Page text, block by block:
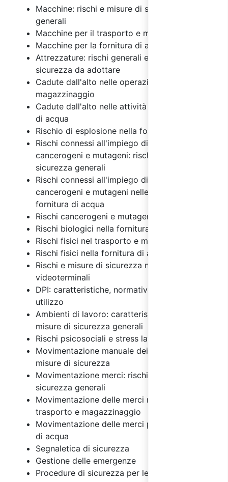
Macchine: rischi e misure di sicurezza
generali
Macchine per il trasporto e magazzinaggio
Macchine per la fornitura di acqua
Attrezzature: rischi generali e misure di
sicurezza da adottare
Cadute dall'alto nelle operazioni di
magazzinaggio
Cadute dall'alto nelle attività per la fornitura
di acqua
Rischio di esplosione nella fornitura di acqua
Rischi connessi all'impiego di agenti chimici,
cancerogeni e mutageni: rischi e misure di
sicurezza generali
Rischi connessi all'impiego di agenti chimici,
cancerogeni e mutageni nelle attività per la
fornitura di acqua
Rischi cancerogeni e mutageni
Rischi biologici nella fornitura di acqua
Rischi fisici nel trasporto e magazzinaggio
Rischi fisici nella fornitura di acqua
Rischi e misure di sicurezza nell'uso dei
videoterminali
DPI: caratteristiche, normativa e regole di
utilizzo
Ambienti di lavoro: caratteristiche, rischi e
misure di sicurezza generali
Rischi psicosociali e stress lavoro correlato
Movimentazione manuale dei carichi: rischi e
misure di sicurezza
Movimentazione merci: rischi e misure di
sicurezza generali
Movimentazione delle merci nelle attività di
trasporto e magazzinaggio
Movimentazione delle merci per la fornitura
di acqua
Segnaletica di sicurezza
Gestione delle emergenze
Procedure di sicurezza per le attività di